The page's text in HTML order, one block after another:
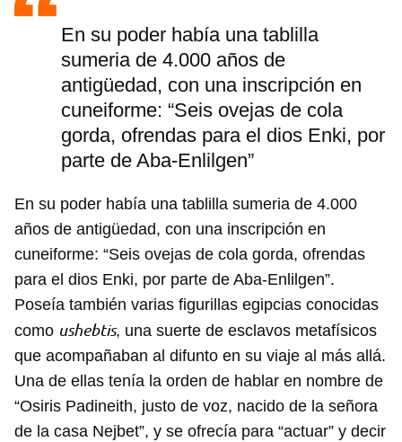
En su poder había una tablilla
sumeria de 4.000 años de
antigüedad, con una inscripción en
cuneiforme: “Seis ovejas de cola
gorda, ofrendas para el dios Enki, por
parte de Aba-Enlilgen”
En su poder había una tablilla sumeria de 4.000
años de antigüedad, con una inscripción en
cuneiforme: “Seis ovejas de cola gorda, ofrendas
para el dios Enki, por parte de Aba-Enlilgen”.
Poseía también varias figurillas egipcias conocidas
como ushebtis, una suerte de esclavos metafísicos
que acompañaban al difunto en su viaje al más allá.
Una de ellas tenía la orden de hablar en nombre de
“Osiris Padineith, justo de voz, nacido de la señora
de la casa Nejbet”, y se ofrecía para “actuar” y decir